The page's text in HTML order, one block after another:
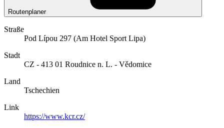
Routenplaner
Straße
Pod Lípou 297 (Am Hotel Sport Lipa)
Stadt
CZ - 413 01 Roudnice n. L. - Vědomice
Land
Tschechien
Link
https://www.kcr.cz/